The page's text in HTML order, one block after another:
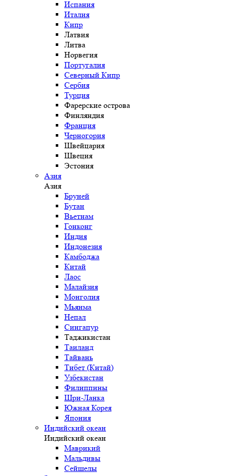
Испания
Италия
Кипр
Латвия
Литва
Норвегия
Португалия
Северный Кипр
Сербия
Турция
Фарерские острова
Финляндия
Франция
Черногория
Швейцария
Швеция
Эстония
Азия
Азия
Бруней
Бутан
Вьетнам
Гонконг
Индия
Индонезия
Камбоджа
Китай
Лаос
Малайзия
Монголия
Мьянма
Непал
Сингапур
Таджикистан
Таиланд
Тайвань
Тибет (Китай)
Узбекистан
Филиппины
Шри-Ланка
Южная Корея
Япония
Индийский океан
Индийский океан
Маврикий
Мальдивы
Сейшелы